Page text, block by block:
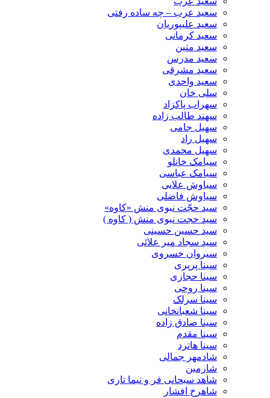
سعید عرب – چه ساده رفتی
سعید علیپوریان
سعید کرمانی
سعید متین
سعید مدرس
سعید مشرقی
سعید واحدی
سلی خان
سهراب پاکزاد
سهند طالب زاده
سهیل جامی
سهیل راد
سهیل محمدی
سیامک خانلو
سیامک عباسی
سیاوش علایی
سیاوش فاضلی
سید حجّت نبوی منش «کاوه»
سید حجت نبوی منش ( کاوه )
سید حسین حسینى
سید سجاد میر علائی
سیروان خسروی
سینا پرپری
سینا حجازی
سینا روحی
سینا سرلک
سینا شعبانخانی
سینا صادق زاده
سینا مقدم
سینا هاترد
شادمهر جمالی
شارمین
شاهد سبحانی فر و نیما تاری
شاهرخ افشار